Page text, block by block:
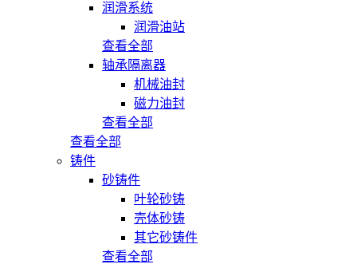
润滑系统
润滑油站
查看全部
轴承隔离器
机械油封
磁力油封
查看全部
查看全部
铸件
砂铸件
叶轮砂铸
壳体砂铸
其它砂铸件
查看全部